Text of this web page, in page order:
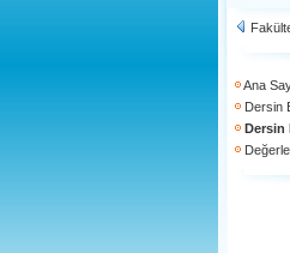
Ana
Dersin
Dersin